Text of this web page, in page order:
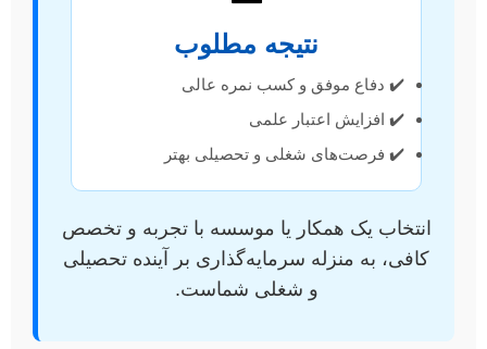
نتیجه مطلوب
✔️ دفاع موفق و کسب نمره عالی
✔️ افزایش اعتبار علمی
✔️ فرصت‌های شغلی و تحصیلی بهتر
انتخاب یک همکار یا موسسه با تجربه و تخصص
کافی، به منزله سرمایه‌گذاری بر آینده تحصیلی
و شغلی شماست.